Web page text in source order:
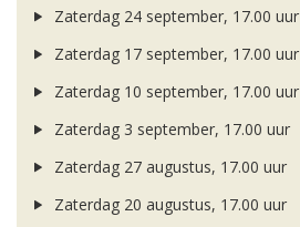
Zaterdag 24 september, 17.00 uur
Zaterdag 17 september, 17.00 uur
Zaterdag 10 september, 17.00 uur
Zaterdag 3 september, 17.00 uur
Zaterdag 27 augustus, 17.00 uur
Zaterdag 20 augustus, 17.00 uur